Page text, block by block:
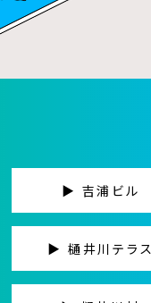
▶ 吉浦ビル
▶ 樋井川テラス